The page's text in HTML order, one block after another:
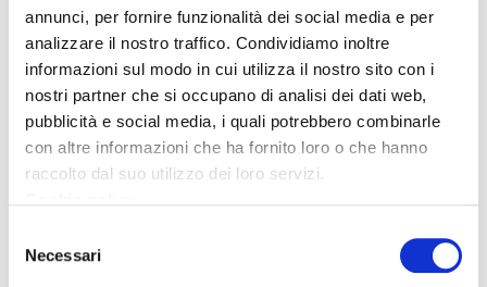
annunci, per fornire funzionalità dei social media e per
analizzare il nostro traffico. Condividiamo inoltre
informazioni sul modo in cui utilizza il nostro sito con i
nostri partner che si occupano di analisi dei dati web,
pubblicità e social media, i quali potrebbero combinarle
con altre informazioni che ha fornito loro o che hanno
raccolto dal suo utilizzo dei loro servizi.
delNecessari
Contrattazione Integrativa Area Dirigenza anno
2017:decreto per la sottoscrizione dell’intesa
all’utilizzo delle risorse per la retribuzione di
posizione e risultato
Pagina
successiva